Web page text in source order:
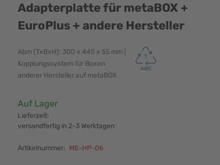
Adapterplatte für metaBOX +
EuroPlus + andere Hersteller
Abm (TxBxH): 300 x 445 x 55 mm |
Kopplungssystem für Boxen
anderer Hersteller auf metaBOX
Verfügbarkeit:
Auf Lager
Lieferzeit:
versandfertig in 2-3 Werktagen
Artikelnummer: ME-HP-06